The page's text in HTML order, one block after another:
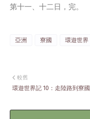
第十一、十二日，完。
亞洲 寮國 環遊世界
較舊
環遊世界記 10：走陸路到寮國